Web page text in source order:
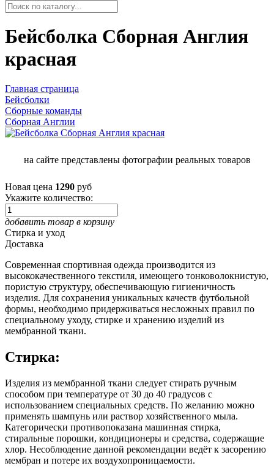
Бейсболка Сборная Англия
красная
Главная страница
Бейсболки
Сборные команды
Сборная Англии
на сайте представлены фотографии реальных товаров
Новая цена 1290 руб
Укажите количество:
добавить товар в корзину
Стирка и уход
Доставка
Современная спортивная одежда производится из
высококачественного текстиля, имеющего тонковолокнистую,
пористую структуру, обеспечивающую гигиеничность
изделия. Для сохранения уникальных качеств футбольной
формы, необходимо придерживаться несложных правил по
специальному уходу, стирке и хранению изделий из
мембранной ткани.
Стирка:
Изделия из мембранной ткани следует стирать ручным
способом при температуре от 30 до 40 градусов с
использованием специальных средств. По желанию можно
применять шампунь или раствор хозяйственного мыла.
Категорически противопоказана машинная стирка,
стиральные порошки, кондиционеры и средства, содержащие
хлор. Несоблюдение данной рекомендации ведёт к засорению
мембран и потере их воздухопроницаемости.